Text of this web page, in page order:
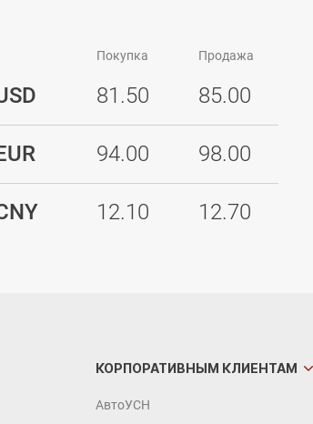
Покупка
81.50
Продажа
85.00
94.00 98.00
12.10 12.70
КОРПОРАТИВНЫМ КЛИЕНТАМ
АвтоУСН